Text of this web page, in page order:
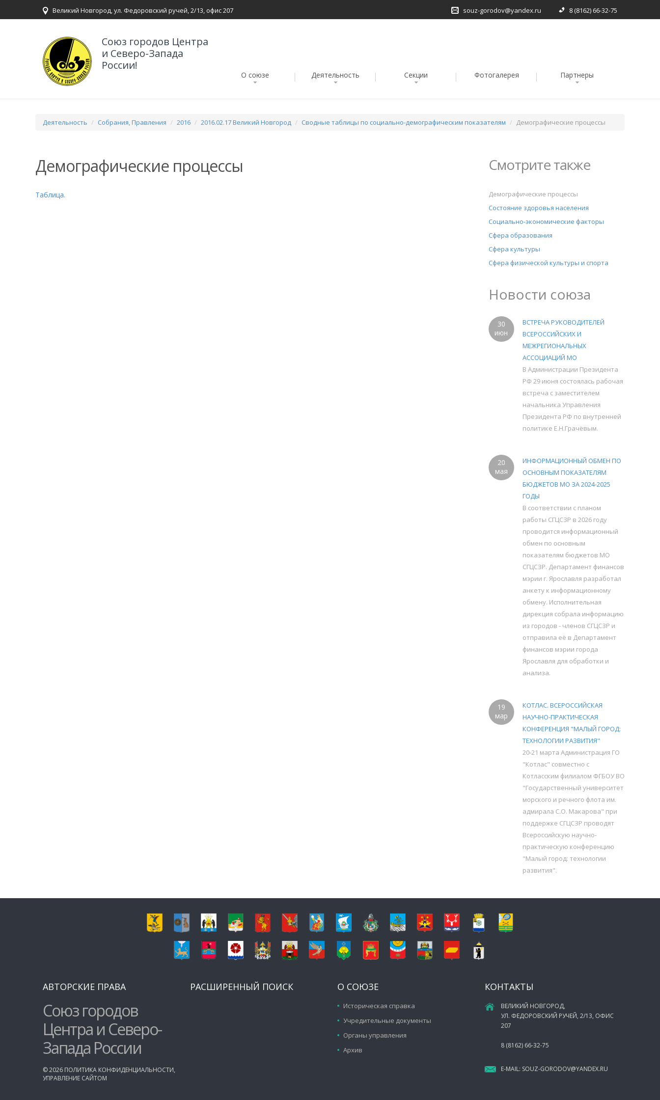
Великий Новгород, ул. Федоровский ручей, 2/13, офис 207 souz-gorodov@yandex.ru 8 (8162) 66-32-75
Союз городов Центра
и Северо-Запада
России!
О союзе Деятельность Секции Фотогалерея Партнеры
Деятельность Собрания, Правления 2016 2016.02.17 Великий Новгород Сводные таблицы по социально-демографическим показателям Демографические процессы
Демографические процессы
Таблица.
Смотрите также
Демографические процессы
Состояние здоровья населения
Социально-экономические факторы
Сфера образования
Сфера культуры
Сфера физической культуры и спорта
Новости союза
30
июн
ВСТРЕЧА РУКОВОДИТЕЛЕЙ
ВСЕРОССИЙСКИХ И
МЕЖРЕГИОНАЛЬНЫХ
АССОЦИАЦИЙ МО
В Администрации Президента
РФ 29 июня состоялась рабочая
встреча с заместителем
начальника Управления
Президента РФ по внутренней
политике Е.Н.Грачёвым.
20
мая
ИНФОРМАЦИОННЫЙ ОБМЕН ПО
ОСНОВНЫМ ПОКАЗАТЕЛЯМ
БЮДЖЕТОВ МО ЗА 2024-2025
ГОДЫ
В соответствии с планом
работы СГЦСЗР в 2026 году
проводится информационный
обмен по основным
показателям бюджетов МО
СГЦСЗР. Департамент финансов
мэрии г. Ярославля разработал
анкету к информационному
обмену. Исполнительная
дирекция собрала информацию
из городов - членов СГЦСЗР и
отправила её в Департамент
финансов мэрии города
Ярославля для обработки и
анализа.
19
мар
КОТЛАС. ВСЕРОССИЙСКАЯ
НАУЧНО-ПРАКТИЧЕСКАЯ
КОНФЕРЕНЦИЯ "МАЛЫЙ ГОРОД:
ТЕХНОЛОГИИ РАЗВИТИЯ"
20-21 марта Администрация ГО
"Котлас" совместно с
Котласским филиалом ФГБОУ ВО
"Государственный университет
морского и речного флота им.
адмирала С.О. Макарова" при
поддержке СГЦСЗР проводят
Всероссийскую научно-
практическую конференцию
"Малый город: технологии
развития".
АВТОРСКИЕ ПРАВА
Союз городов
Центра и Северо-
Запада России
©2026 ПОЛИТИКА КОНФИДЕНЦИАЛЬНОСТИ,
УПРАВЛЕНИЕ САЙТОМ
РАСШИРЕННЫЙ ПОИСК О СОЮЗЕ
Историческая справка
Учредительные документы
Органы управления
Архив
КОНТАКТЫ
ВЕЛИКИЙ НОВГОРОД,
УЛ. ФЕДОРОВСКИЙ РУЧЕЙ, 2/13, ОФИС
207
8 (8162) 66-32-75
E-MAIL: SOUZ-GORODOV@YANDEX.RU